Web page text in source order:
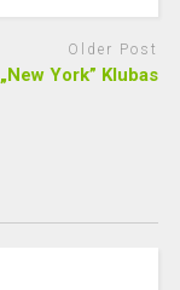
Older Post
„New York” Klubas